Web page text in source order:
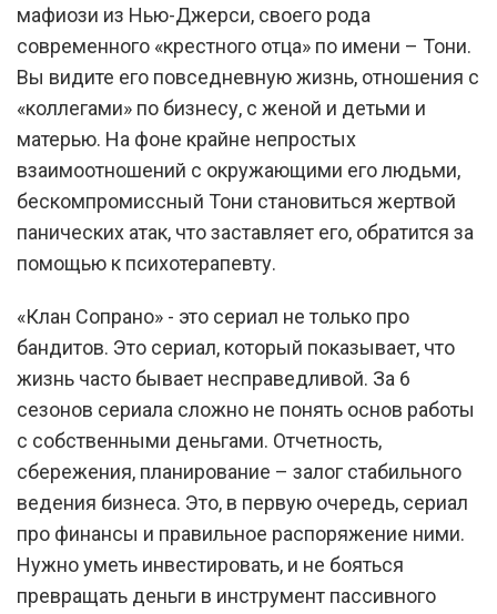
мафиози из Нью-Джерси, своего рода
современного «крестного отца» по имени – Тони.
Вы видите его повседневную жизнь, отношения с
«коллегами» по бизнесу, с женой и детьми и
матерью. На фоне крайне непростых
взаимоотношений с окружающими его людьми,
бескомпромиссный Тони становиться жертвой
панических атак, что заставляет его, обратится за
помощью к психотерапевту.
«Клан Сопрано» - это сериал не только про
бандитов. Это сериал, который показывает, что
жизнь часто бывает несправедливой. За 6
сезонов сериала сложно не понять основ работы
с собственными деньгами. Отчетность,
сбережения, планирование – залог стабильного
ведения бизнеса. Это, в первую очередь, сериал
про финансы и правильное распоряжение ними.
Нужно уметь инвестировать, и не бояться
превращать деньги в инструмент пассивного